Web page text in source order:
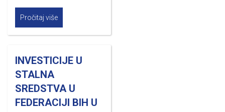
Pročitaj više
INVESTICIJE U
STALNA
SREDSTVA U
FEDERACIJI BIH U